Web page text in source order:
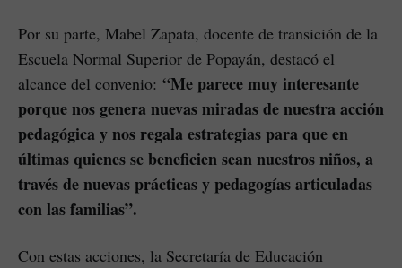
Por su parte, Mabel Zapata, docente de transición de la
Escuela Normal Superior de Popayán, destacó el
alcance del convenio: “Me parece muy interesante
porque nos genera nuevas miradas de nuestra acción
pedagógica y nos regala estrategias para que en
últimas quienes se beneficien sean nuestros niños, a
través de nuevas prácticas y pedagogías articuladas
con las familias”.
Con estas acciones, la Secretaría de Educación